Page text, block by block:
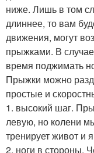
ниже. Лишь в том
длиннее, то вам
движения, могут
прыжками. В
время поджимать
Прыжки можно
простые и
1. высокий шаг.
левую, но колени
тренирует живот
2. ноги в стороны.